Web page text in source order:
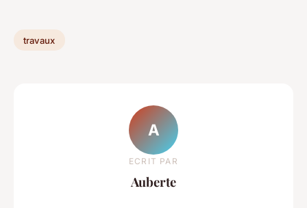
travaux
A
ECRIT PAR
Auberte